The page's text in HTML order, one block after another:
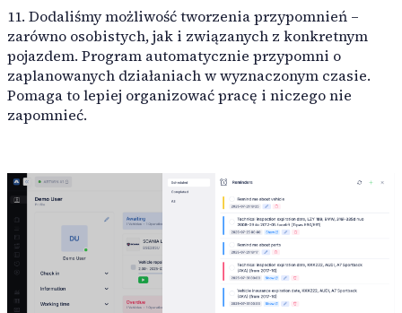
11. Dodaliśmy możliwość tworzenia przypomnień –
zarówno osobistych, jak i związanych z konkretnym
pojazdem. Program automatycznie przypomni o
zaplanowanych działaniach w wyznaczonym czasie.
Pomaga to lepiej organizować pracę i niczego nie
zapomnieć.